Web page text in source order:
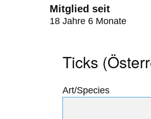
Mitglied seit
18 Jahre 6 Monate
Ticks
Art/Species